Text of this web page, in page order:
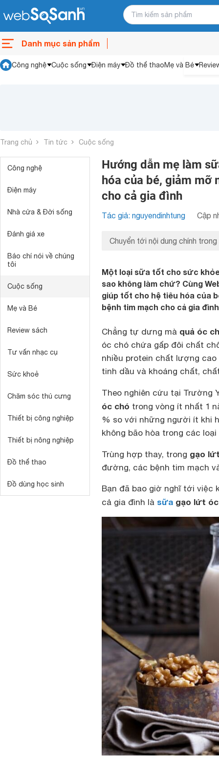
Danh mục sản phẩm
Công nghệ Cuộc sống Điện máy Đồ thể thaoMẹ và Bé
Trang chủ Tin tức Cuộc sống
Công nghệ
Điện máy
Nhà cửa & Đời sống
Đánh giá xe
Báo chí nói về chúng
tôi
Cuộc sống
Mẹ và Bé
Review sách
Tư vấn nhạc cụ
Sức khoẻ
Chăm sóc thú cưng
Thiết bị công nghiệp
Thiết bị nông nghiệp
Đồ thể thao
Đồ dùng học sinh
Hướng dẫn mẹ làm
hóa của bé, giảm mỡ
cho cả gia đình
Tác giả: nguyendinhtung Cập
Chuyển tới nội dung chính trong
Một loại sữa tốt cho sức
sao không làm chứ? Cùng
giúp tốt cho hệ tiêu hóa của
bệnh tim mạch cho cả gia
Chẳng tự dưng mà quả óc
óc chó chứa gấp đôi chất
nhiều protein chất lượng
tinh dầu và khoáng chất,
Theo nghiên cứu tại Trường
óc chó trong vòng ít nhất 1
% so với những người ít khi
không bão hòa trong các
Trùng hợp thay, trong gạo
đường, các bệnh tim mạch
Bạn đã bao giờ nghĩ tới việc
cả gia đình là sữa gạo lứt